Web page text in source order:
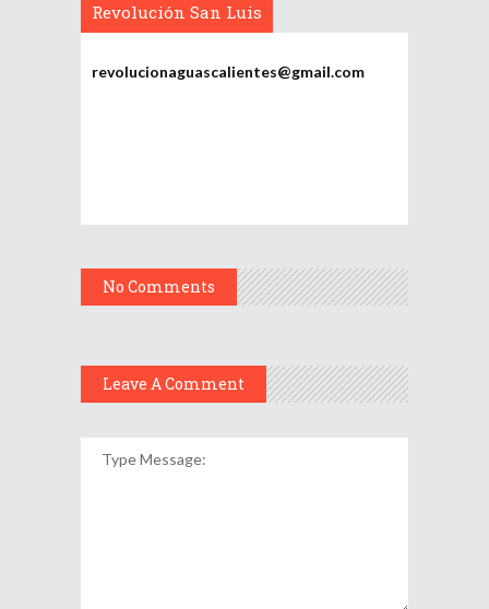
Revolución San Luis
revolucionaguascalientes@gmail.com
No Comments
Leave A Comment